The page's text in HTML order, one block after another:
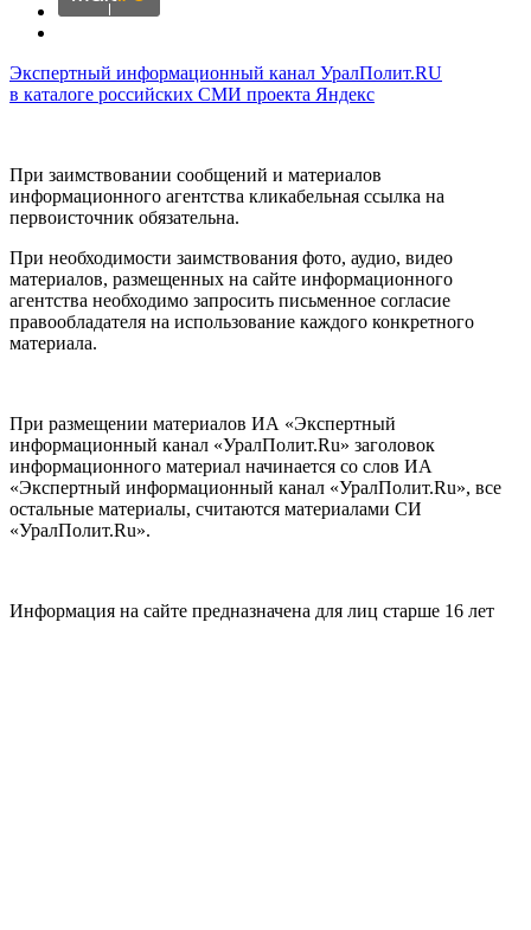
Экспертный информационный канал УралПолит.RU
в каталоге российских СМИ проекта Яндекс
При заимствовании сообщений и материалов
информационного агентства кликабельная ссылка на
первоисточник обязательна.
При необходимости заимствования фото, аудио, видео
материалов, размещенных на сайте информационного
агентства необходимо запросить письменное согласие
правообладателя на использование каждого конкретного
материала.
При размещении материалов ИА «Экспертный
информационный канал «УралПолит.Ru» заголовок
информационного материал начинается со слов ИА
«Экспертный информационный канал «УралПолит.Ru», все
остальные материалы, считаются материалами СИ
«УралПолит.Ru».
Информация на сайте предназначена для лиц старше 16 лет